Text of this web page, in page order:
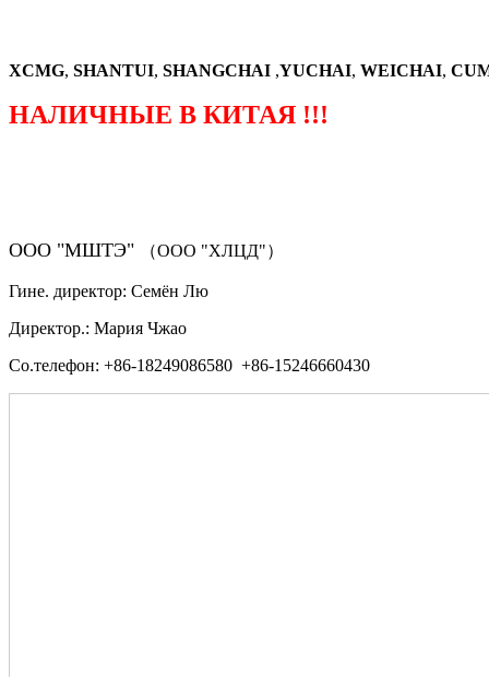
XCMG, SHANTUI, SHANGCHAI ,YUCHAI, WEICHAI,
НАЛИЧНЫЕ В КИТАЯ !!!
ООО "МШТЭ" （ООО "ХЛЦД"）
Гине. директор: Семён Лю
Директор.: Мария Чжао
Со.телефон: +86-18249086580 +86-15246660430